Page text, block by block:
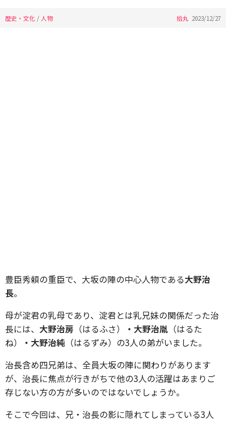
歴史・文化 / 人物 拾丸 2023/12/27
豊臣秀頼の重臣で、大坂の陣の中心人物である大野治
長。
母が淀君の乳母であり、淀君とは乳兄妹の関係だった治
長には、 大野治房 （はるふさ） ・大野治胤 （はるた
ね）
・大野治純 （はるずみ）の3人の弟がいました。
治長含め四兄弟は、全員大坂の陣に関わりがあります
が、治長に焦点が行きがちで他の3人の活躍はあまりご
存じない方の方が多いのではないでしょうか。
そこで今回は、兄・治長の影に隠れてしまっている3人